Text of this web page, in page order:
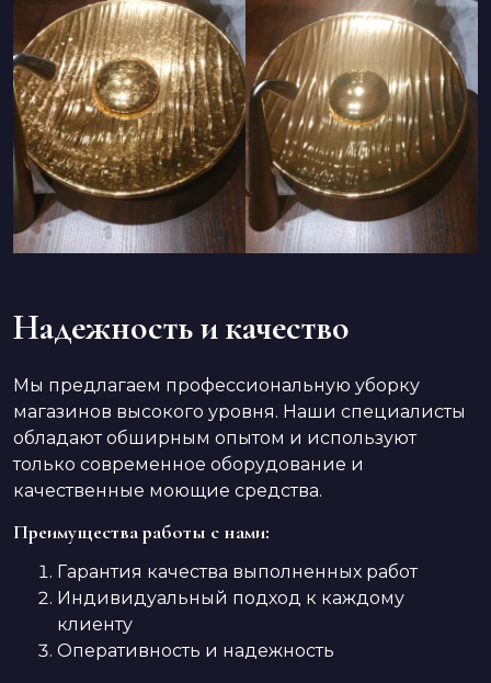
Надежность и качество
Мы предлагаем профессиональную уборку
магазинов высокого уровня. Наши специалисты
обладают обширным опытом и используют
только современное оборудование и
качественные моющие средства.
Преимущества работы с нами:
Гарантия качества выполненных работ
Индивидуальный подход к каждому
клиенту
Оперативность и надежность